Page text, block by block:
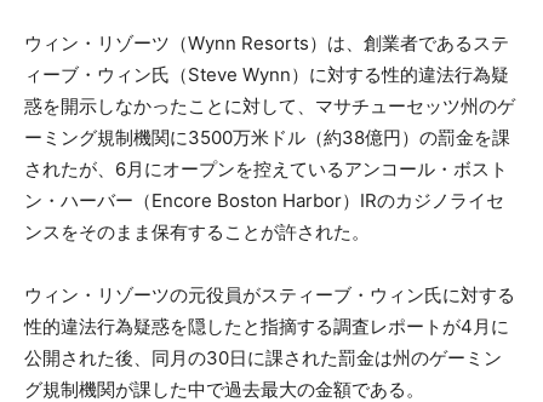
ウィン・リゾーツ（Wynn Resorts）は、創業者であるステ
ィーブ・ウィン氏（Steve Wynn）に対する性的違法行為疑
惑を開示しなかったことに対して、マサチューセッツ州のゲ
ーミング規制機関に3500万米ドル（約38億円）の罰金を課
されたが、6月にオープンを控えているアンコール・ボスト
ン・ハーバー（Encore Boston Harbor）IRのカジノライセ
ンスをそのまま保有することが許された。
ウィン・リゾーツの元役員がスティーブ・ウィン氏に対する
性的違法行為疑惑を隠したと指摘する調査レポートが4月に
公開された後、同月の30日に課された罰金は州のゲーミン
グ規制機関が課した中で過去最大の金額である。